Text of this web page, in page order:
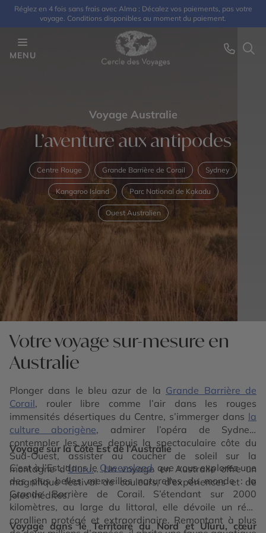
Réglez en 4 fois sans frais avec Alma : Décalez vos paiements, pas votre
voyage. Conditions disponibles au moment du paiement.
MENU
Voyage Australie
L’aventure aux antipodes
Centre Rouge Grande Barrière de Corail Sydney
Kangaroo Island Parc National de Kakadu
Ouest Australien
Votre voyage sur-mesure en
Australie
Plonger dans le bleu azur de la Grande Barrière de
Corail, rouler libre comme l’air dans les rouges
immensités désertiques du Centre, s’immerger dans la
culture aborigène, admirer l’opéra de Sydney,
contempler les vues depuis la spectaculaire côte du
Sud-Ouest, assister au coucher de soleil sur la
montagne d’Uluru... Un voyage en Australie offre un
magnifique festival de couleurs, d’expériences et de
joies inédites.
Voyage sur la Côte Est de l’Australie
C’est à l’Est, dans le Queensland, que vous explorez une
des plus belles merveilles naturelles du monde : la
Grande Barrière de Corail. S’étendant sur 2000
kilomètres, au large du littoral, elle dévoile un récif
corallien protégé et extraordinaire. Remontant à plus
Voyage dans le Territoire du Nord et Uluru, cœur